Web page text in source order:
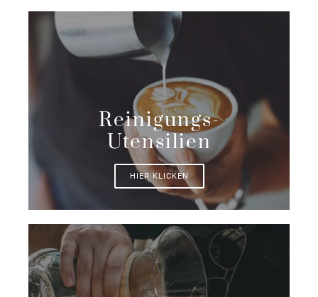
Reinigungs-
Utensilien
HIER KLICKEN